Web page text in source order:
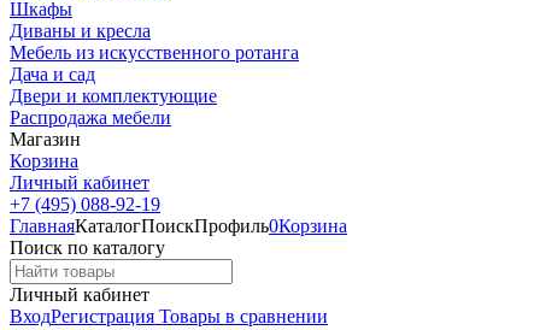
Шкафы
Диваны и кресла
Мебель из искусственного ротанга
Дача и сад
Двери и комплектующие
Распродажа мебели
Магазин
Корзина
Личный кабинет
+7 (495) 088-92-19
ГлавнаяКаталогПоискПрофиль0Корзина
Поиск по каталогу
Личный кабинет
ВходРегистрация Товары в сравнении